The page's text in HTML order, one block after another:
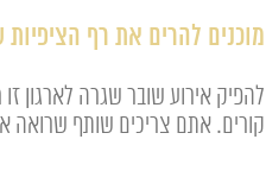
מוכנים להרים את רף
להפיק אירוע שובר שגרה לארגון
קורים. אתם צריכים שותף שרואה